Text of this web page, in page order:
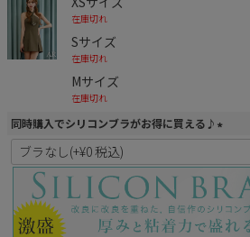
在庫切れ
Sサイズ
在庫切れ
Mサイズ
在庫切れ
同時購入でシリコンブラがお得に買える♪
(
須
)